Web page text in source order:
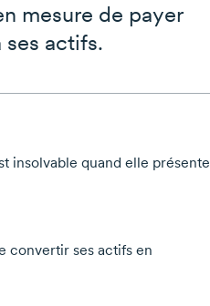
mesure de payer
ses actifs.
insolvable quand elle présente
convertir ses actifs en